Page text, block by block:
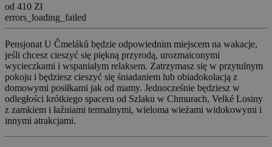
od 410 Zł
errors_loading_failed
Pensjonat U Čmeláků będzie odpowiednim miejscem na wakacje,
jeśli chcesz cieszyć się piękną przyrodą, urozmaiconymi
wycieczkami i wspaniałym relaksem. Zatrzymasz się w przytulnym
pokoju i będziesz cieszyć się śniadaniem lub obiadokolacją z
domowymi posiłkami jak od mamy. Jednocześnie będziesz w
odległości krótkiego spaceru od Szlaku w Chmurach, Velké Losiny
z zamkiem i łaźniami termalnymi, wieloma wieżami widokowymi i
innymi atrakcjami.